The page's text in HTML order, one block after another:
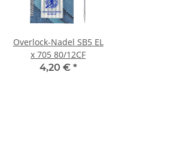
Overlock-Nadel SB5 EL
x 705 80/12CF
4,20 € *